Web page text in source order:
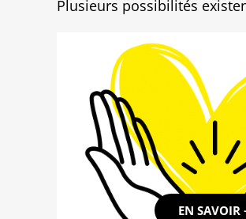
Plusieurs possibilités
EN SAVOIR